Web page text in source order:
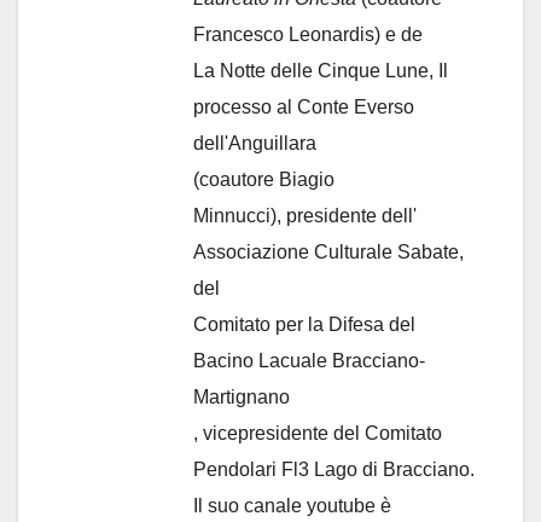
Francesco Leonardis) e de
La Notte delle Cinque Lune, Il
processo al Conte Everso
dell'Anguillara
(coautore Biagio
Minnucci), presidente dell'
Associazione Culturale Sabate,
del
Comitato per la Difesa del
Bacino Lacuale Bracciano-
Martignano
, vicepresidente del Comitato
Pendolari Fl3 Lago di Bracciano.
Il suo canale youtube è